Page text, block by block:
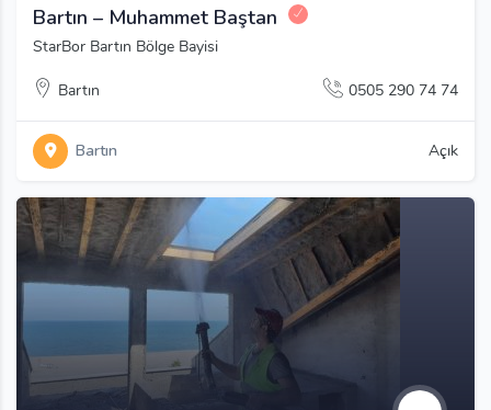
Bartın – Muhammet Baştan
StarBor Bartın Bölge Bayisi
Bartın 0505 290 74 74
Bartın Açık